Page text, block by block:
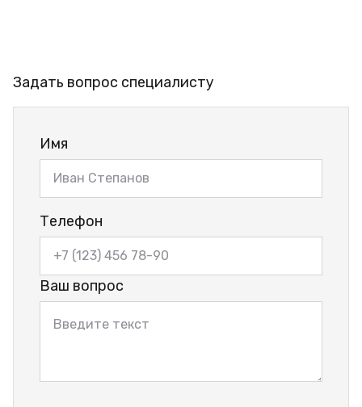
Задать вопрос специалисту
Имя
Телефон
Ваш вопрос